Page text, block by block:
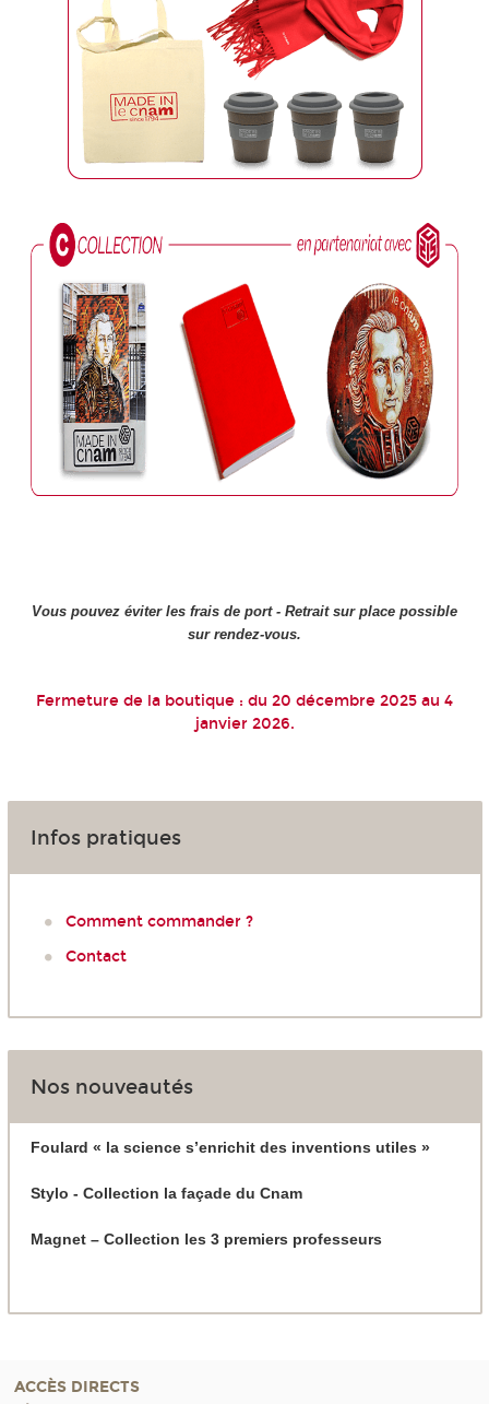
Vous pouvez éviter les frais de port - Retrait sur place possible
sur rendez-vous.
Fermeture de la boutique : du 20 décembre 2025 au 4
janvier 2026.
Infos pratiques
Comment commander ?
Contact
Nos nouveautés
Foulard « la science s’enrichit des inventions utiles »
Stylo - Collection la façade du Cnam
Magnet – Collection les 3 premiers professeurs
ACCÈS DIRECTS